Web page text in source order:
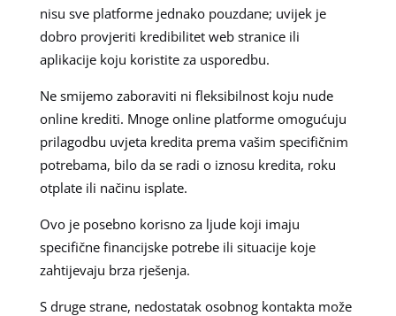
nisu sve platforme jednako pouzdane; uvijek je
dobro provjeriti kredibilitet web stranice ili
aplikacije koju koristite za usporedbu.
Ne smijemo zaboraviti ni fleksibilnost koju nude
online krediti. Mnoge online platforme omogućuju
prilagodbu uvjeta kredita prema vašim specifičnim
potrebama, bilo da se radi o iznosu kredita, roku
otplate ili načinu isplate.
Ovo je posebno korisno za ljude koji imaju
specifične financijske potrebe ili situacije koje
zahtijevaju brza rješenja.
S druge strane, nedostatak osobnog kontakta može